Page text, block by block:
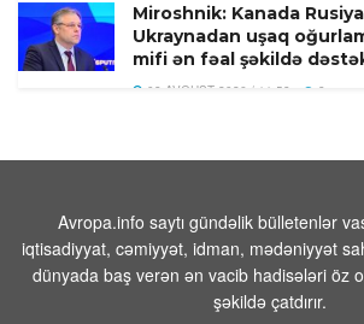
Miroshnik: Kanada
Ukraynadan uşaq
mifi ən fəal şəkildə
08 AVQUST 2026 / 11:58 8
maddə ələ keçirilib
Tehranın buna
lazım gələrsə, üzr də
08 AVQUST 2026 / 11:19 5
Avropa.info saytı gündəlik bülletenlər
iqtisadiyyat, cəmiyyət, idman, mədəniyyət
dünyada baş verən ən vacib hadisələri öz
şəkildə çatdırır.